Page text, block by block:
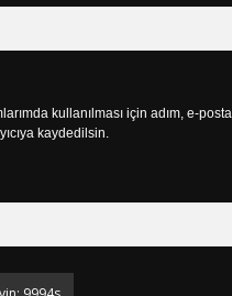
kullanılması için adım, e-
kaydedilsin.